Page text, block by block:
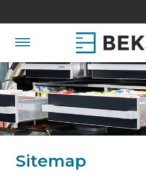
Spring
de
inhoud
Spring
naar
navigatie
HOME
OVER ONS
SYSTEMEN
Sitemap